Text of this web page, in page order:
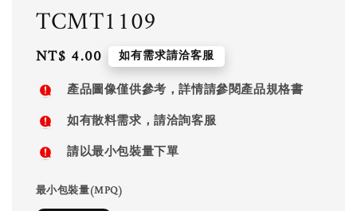
TCMT1109
Regular
price
NT$ 4.00 如有需求請洽客服
產品圖像僅供參考，詳情請參閱產品規格書
如有散料需求，請洽詢客服
請以最小包裝量下單
最小包裝量(MPQ)